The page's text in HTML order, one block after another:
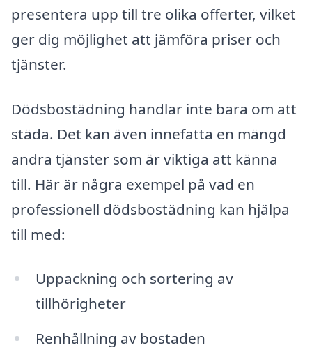
presentera upp till tre olika offerter, vilket
ger dig möjlighet att jämföra priser och
tjänster.
Dödsbostädning handlar inte bara om att
städa. Det kan även innefatta en mängd
andra tjänster som är viktiga att känna
till. Här är några exempel på vad en
professionell dödsbostädning kan hjälpa
till med:
Uppackning och sortering av
tillhörigheter
Renhållning av bostaden